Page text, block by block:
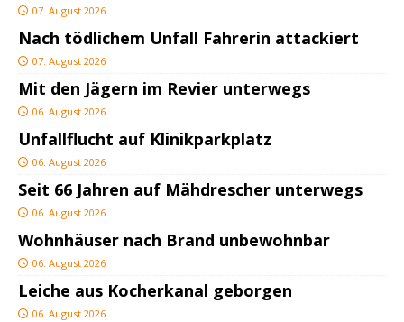
07. August 2026
Nach tödlichem Unfall Fahrerin attackiert
07. August 2026
Mit den Jägern im Revier unterwegs
06. August 2026
Unfallflucht auf Klinikparkplatz
06. August 2026
Seit 66 Jahren auf Mähdrescher unterwegs
06. August 2026
Wohnhäuser nach Brand unbewohnbar
06. August 2026
Leiche aus Kocherkanal geborgen
06. August 2026